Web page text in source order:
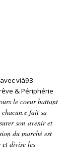
vià93
& Périphérie
le coeur battant
fait sa
son avenir et
du marché est
et divise les